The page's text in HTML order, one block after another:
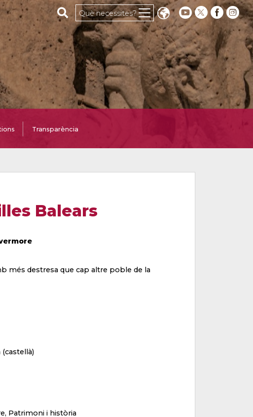
Cerca al web
Què necessites?
Transparència
Balears
més destresa que cap altre poble de la
(castellà)
Patrimoni i història